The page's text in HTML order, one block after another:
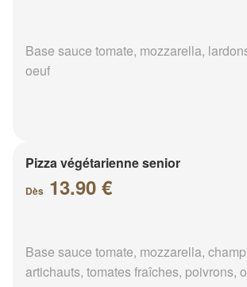
Base sauce tomate, mozzarella,
oeuf
Pizza végétarienne senior
Dès 13.90 €
Base sauce tomate, mozzarella,
artichauts, tomates fraîches, poivrons,